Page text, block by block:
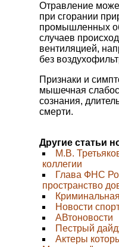
Отравление
при сгорании
промышленных
случаев
вентиляцией,
без
Признаки и
мышечная
сознания,
смерти.
Другие статьи
М.В.
коллегии
Глава ФНС
пространство
Новости
АВтоновости
Пестрый
Актеры